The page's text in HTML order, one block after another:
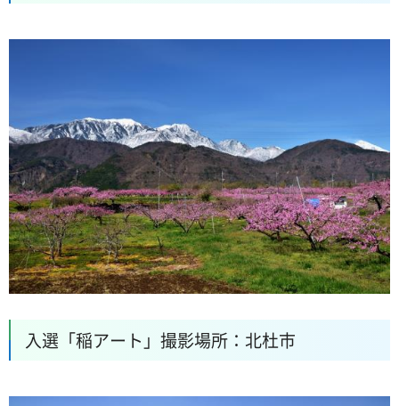
入選「稲アート」撮影場所：北杜市